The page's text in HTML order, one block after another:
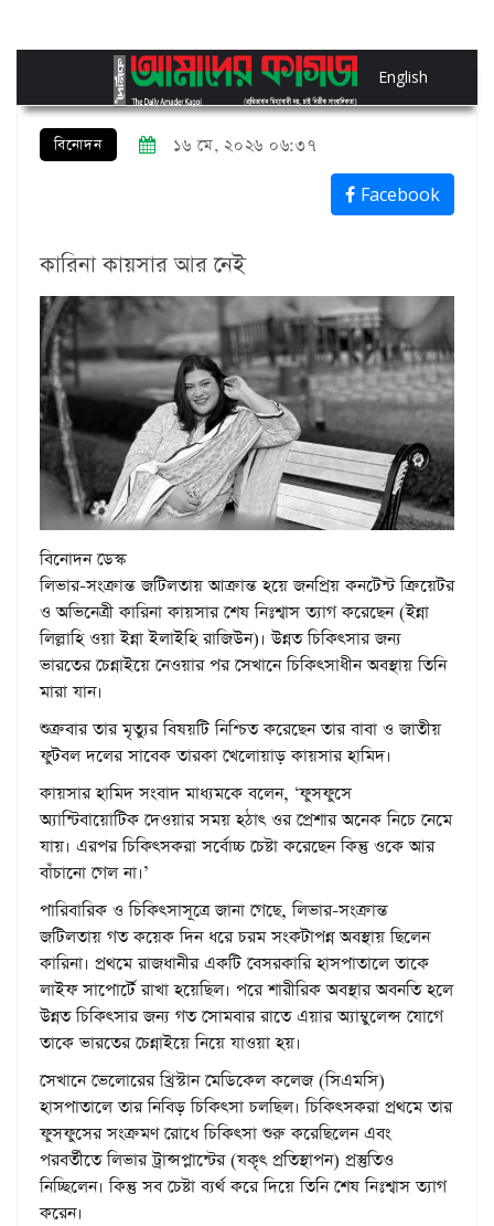
English
বিনোদন ১৬ মে, ২০২৬ ০৬:৩৭
Facebook
কারিনা কায়সার আর নেই
বিনোদন ডেস্ক
লিভার-সংক্রান্ত জটিলতায় আক্রান্ত হয়ে জনপ্রিয় কনটেন্ট ক্রিয়েটর
ও অভিনেত্রী কারিনা কায়সার শেষ নিঃশ্বাস ত্যাগ করেছেন (ইন্না
লিল্লাহি ওয়া ইন্না ইলাইহি রাজিউন)। উন্নত চিকিৎসার জন্য
ভারতের চেন্নাইয়ে নেওয়ার পর সেখানে চিকিৎসাধীন অবস্থায় তিনি
মারা যান।
শুক্রবার তার মৃত্যুর বিষয়টি নিশ্চিত করেছেন তার বাবা ও জাতীয়
ফুটবল দলের সাবেক তারকা খেলোয়াড় কায়সার হামিদ।
কায়সার হামিদ সংবাদ মাধ্যমকে বলেন, ‘ফুসফুসে
অ্যান্টিবায়োটিক দেওয়ার সময় হঠাৎ ওর প্রেশার অনেক নিচে নেমে
যায়। এরপর চিকিৎসকরা সর্বোচ্চ চেষ্টা করেছেন কিন্তু ওকে আর
বাঁচানো গেল না।’
পারিবারিক ও চিকিৎসাসূত্রে জানা গেছে, লিভার-সংক্রান্ত
জটিলতায় গত কয়েক দিন ধরে চরম সংকটাপন্ন অবস্থায় ছিলেন
কারিনা। প্রথমে রাজধানীর একটি বেসরকারি হাসপাতালে তাকে
লাইফ সাপোর্টে রাখা হয়েছিল। পরে শারীরিক অবস্থার অবনতি হলে
উন্নত চিকিৎসার জন্য গত সোমবার রাতে এয়ার অ্যাম্বুলেন্স যোগে
তাকে ভারতের চেন্নাইয়ে নিয়ে যাওয়া হয়।
সেখানে ভেলোরের খ্রিস্টান মেডিকেল কলেজ (সিএমসি)
হাসপাতালে তার নিবিড় চিকিৎসা চলছিল। চিকিৎসকরা প্রথমে তার
ফুসফুসের সংক্রমণ রোধে চিকিৎসা শুরু করেছিলেন এবং
পরবর্তীতে লিভার ট্রান্সপ্লান্টের (যকৃৎ প্রতিস্থাপন) প্রস্তুতিও
নিচ্ছিলেন। কিন্তু সব চেষ্টা ব্যর্থ করে দিয়ে তিনি শেষ নিঃশ্বাস ত্যাগ
করেন।